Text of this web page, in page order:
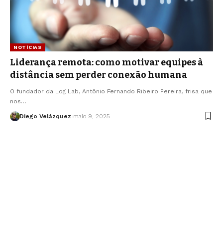
NOTÍCIAS
Liderança remota: como motivar equipes à
distância sem perder conexão humana
O fundador da Log Lab, Antônio Fernando Ribeiro Pereira, frisa que
nos…
Diego Velázquez maio 9, 2025